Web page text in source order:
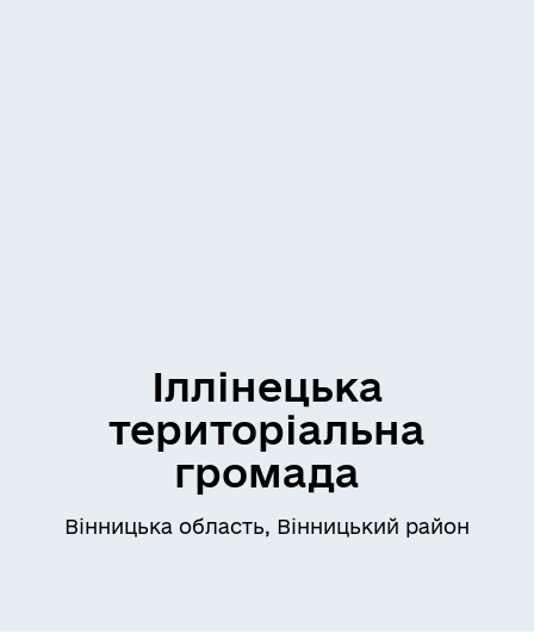
Іллінецька
територіальна
громада
Вінницька область, Вінницький район